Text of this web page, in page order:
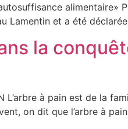
alimentaire»
Lamentin et a été
la
L’arbre à pain est de la
on dit que l’arbre à